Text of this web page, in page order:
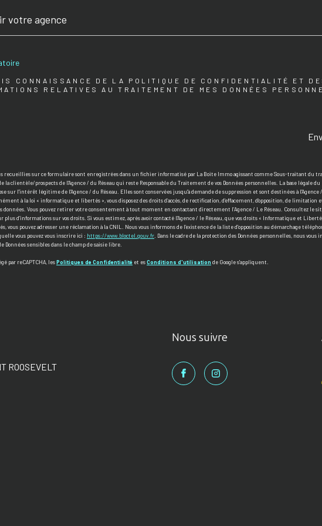
votre agence
CONNAISSANCE DE LA POLITIQUE DE CONFIDENTIALITÉ ET
RELATIVES AU TRAITEMENT DE MES DONNÉES
recueillies sur ce formulaire sont enregistrées dans un fichier informatisé par La Boite Immo agissant comme Sous-traitant du
la clientèle/prospects de l'Agence / du Réseau qui reste Responsable du Traitement de vos Données personnelles. La base légale du
sur l'intérêt légitime de l'Agence / du Réseau. Elles sont conservées jusqu'à demande de suppression et sont destinées à l'Agence
à la loi « informatique et libertés », vous disposez des droits d’accès, de rectification, d’effacement, d’opposition, de limitation
données. Vous pouvez retirer votre consentement à tout moment en contactant directement l’Agence / Le Réseau. Consultez le
plus d’informations sur vos droits. Si vous estimez, après avoir contacté l'Agence / le Réseau, que vos droits « Informatique et
vous pouvez adresser une réclamation à la CNIL. Nous vous informons de l’existence de la liste d'opposition au démarchage
vous pouvez vous inscrire ici : https://www.bloctel.gouv.fr . Dans le cadre de la protection des Données personnelles, nous vous
Données sensibles dans le champ de saisie libre.
par reCAPTCHA, lesPolitiques de Confidentialité et esConditions d'utilisation de Google s'appliquent.
ROOSEVELT
Nous suivre